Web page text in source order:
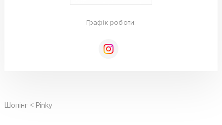
Графік роботи:
Шопінг Pinky